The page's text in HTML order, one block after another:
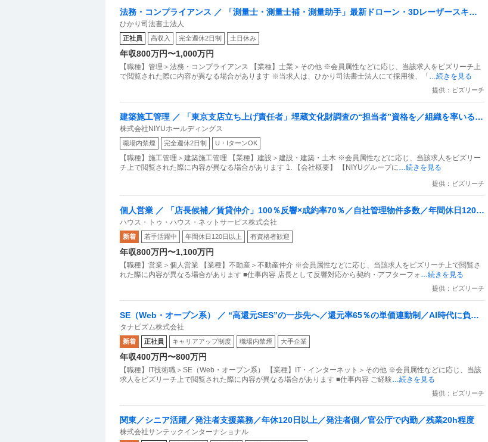
法務・コンプライアンス ／ 「測量士・測量士補・測量助手」最新ドローン・3Dレーザースキャ
ナーを駆使する先進的測量技術者／創業90年の強固なグループ基盤／京都・丸太町駅徒歩1分／完
全週休2日（土日祝）
ひかり司法書士法人
正社員 高収入 完全週休2日制 土日休み
年収800万円〜1,000万円
【職種】管理＞法務・コンプライアンス 【業種】士業＞その他 ※会員属性などに応じ、当該求人をビズリーチ上
で閲覧された際に内容が異なる場合があります ※当求人は、ひかり司法書士法人にて採用後、「 …続きを見る
提供：ビズリーチ
建築施工管理 ／ 「東京支店立ち上げ責任者」埋蔵文化財調査の“担当者”資格を／組織を率いる
「創業の武器」へ／年収1000万可／完全週休2日
株式会社NIYUホールディングス
職場内禁煙 完全週休2日制 U・IターンOK
【職種】施工管理＞建築施工管理 【業種】建設＞建設・建築・土木 ※会員属性などに応じ、当該求人をビズリー
チ上で閲覧された際に内容が異なる場合があります 1. 【会社概要】 【NIYUグループに…続きを見る
提供：ビズリーチ
個人営業 ／ 「店長候補／賃貸仲介」100％反響×成約率70％／自社管理物件多数／年間休日120日
以上
ハウス・トゥ・ハウス・ネットサービス株式会社
新着 若手活躍中 年間休日120日以上 有資格者歓迎
年収800万円〜1,100万円
【職種】営業＞個人営業 【業種】不動産＞不動産仲介 ※会員属性などに応じ、当該求人をビズリーチ上で閲覧さ
れた際に内容が異なる場合があります ■仕事内容 店長として反響対応から契約・アフターフォ …続きを見る
提供：ビズリーチ
SE（Web・オープン系） ／ “高還元SES”の一歩先へ／還元率65％の単価連動制／AI時代に負け
ない市場価値をつくるキャリア支援／会社の制度づくりにも携われる成長環境「開発エンジニ
ア」
タナピズム株式会社
新着 正社員 キャリアアップ制度 職場内禁煙 大手企業
年収400万円〜800万円
【職種】IT技術職＞SE（Web・オープン系） 【業種】IT・インターネット＞その他 ※会員属性などに応じ、当該
求人をビズリーチ上で閲覧された際に内容が異なる場合があります ■仕事内容 ご経験…続きを見る
提供：ビズリーチ
関東／シニア活躍／発注者支援業務／年休120日以上／発注者側／官公庁で内勤／残業20h程度
株式会社サンテックインターナショナル